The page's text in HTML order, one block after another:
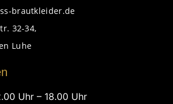
brautkleider.de
32-34,
Luhe
Uhr – 18.00 Uhr